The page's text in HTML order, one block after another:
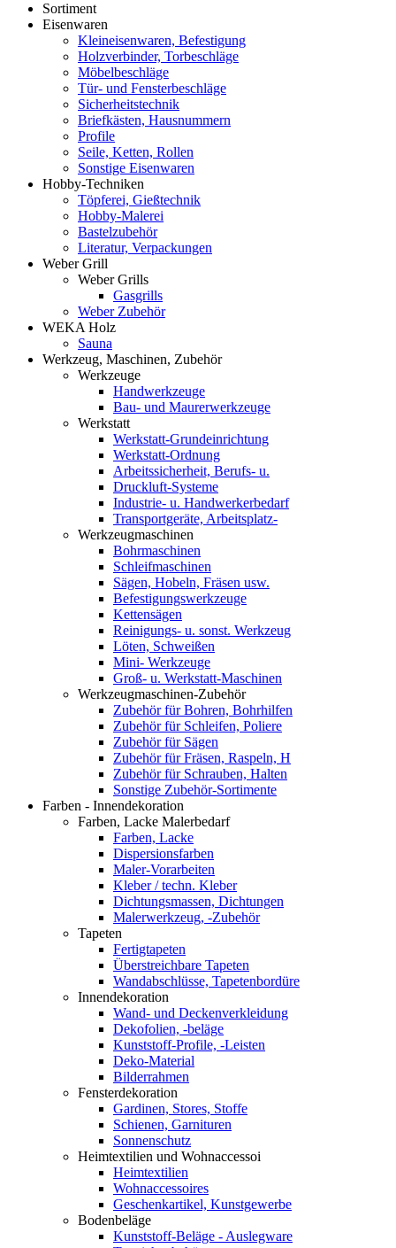
Sortiment
Eisenwaren
Kleineisenwaren, Befestigung
Holzverbinder, Torbeschläge
Möbelbeschläge
Tür- und Fensterbeschläge
Sicherheitstechnik
Briefkästen, Hausnummern
Profile
Seile, Ketten, Rollen
Sonstige Eisenwaren
Hobby-Techniken
Töpferei, Gießtechnik
Hobby-Malerei
Bastelzubehör
Literatur, Verpackungen
Weber Grill
Weber Grills
Gasgrills
Weber Zubehör
WEKA Holz
Sauna
Werkzeug, Maschinen, Zubehör
Werkzeuge
Handwerkzeuge
Bau- und Maurerwerkzeuge
Werkstatt
Werkstatt-Grundeinrichtung
Werkstatt-Ordnung
Arbeitssicherheit, Berufs- u.
Druckluft-Systeme
Industrie- u. Handwerkerbedarf
Transportgeräte, Arbeitsplatz-
Werkzeugmaschinen
Bohrmaschinen
Schleifmaschinen
Sägen, Hobeln, Fräsen usw.
Befestigungswerkzeuge
Kettensägen
Reinigungs- u. sonst. Werkzeug
Löten, Schweißen
Mini- Werkzeuge
Groß- u. Werkstatt-Maschinen
Werkzeugmaschinen-Zubehör
Zubehör für Bohren, Bohrhilfen
Zubehör für Schleifen, Poliere
Zubehör für Sägen
Zubehör für Fräsen, Raspeln, H
Zubehör für Schrauben, Halten
Sonstige Zubehör-Sortimente
Farben - Innendekoration
Farben, Lacke Malerbedarf
Farben, Lacke
Dispersionsfarben
Maler-Vorarbeiten
Kleber / techn. Kleber
Dichtungsmassen, Dichtungen
Malerwerkzeug, -Zubehör
Tapeten
Fertigtapeten
Überstreichbare Tapeten
Wandabschlüsse, Tapetenbordüre
Innendekoration
Wand- und Deckenverkleidung
Dekofolien, -beläge
Kunststoff-Profile, -Leisten
Deko-Material
Bilderrahmen
Fensterdekoration
Gardinen, Stores, Stoffe
Schienen, Garnituren
Sonnenschutz
Heimtextilien und Wohnaccessoi
Heimtextilien
Wohnaccessoires
Geschenkartikel, Kunstgewerbe
Bodenbeläge
Kunststoff-Beläge - Auslegware